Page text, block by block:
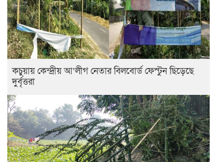
কচুয়ায় কেন্দ্রীয় আ‘লীগ নেতার বিলবোর্ড ফেস্টুন ছিড়েছে
দুর্বৃত্তরা